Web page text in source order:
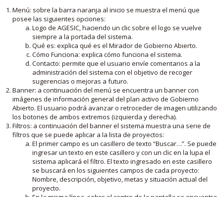
Menú: sobre la barra naranja al inicio se muestra el menú que
posee las siguientes opciones:
Logo de AGESIC, haciendo un clic sobre el logo se vuelve
siempre a la portada del sistema.
Qué es: explica qué es el Mirador de Gobierno Abierto.
Cómo Funciona: explica cómo funciona el sistema.
Contacto: permite que el usuario envíe comentarios a la
administración del sistema con el objetivo de recoger
sugerencias o mejoras a futuro.
Banner: a continuación del menú se encuentra un banner con
imágenes de información general del plan activo de Gobierno
Abierto. El usuario podrá avanzar o retroceder de imagen utilizando
los botones de ambos extremos (izquierda y derecha).
Filtros: a continuación del banner el sistema muestra una serie de
filtros que se puede aplicar a la lista de proyectos:
El primer campo es un casillero de texto “Buscar…”. Se puede
ingresar un texto en este casillero y con un clic en la lupa el
sistema aplicará el filtro. El texto ingresado en este casillero
se buscará en los siguientes campos de cada proyecto:
Nombre, descripción, objetivo, metas y situación actual del
proyecto.